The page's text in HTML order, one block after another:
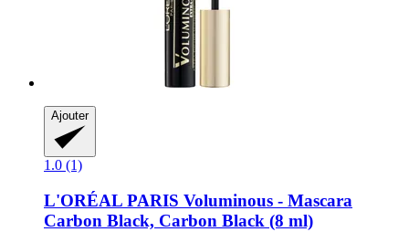
Ajouter
1.0 (1)
L'ORÉAL PARIS Voluminous -​ Mascara
Carbon Black, Carbon Black (8 ml)